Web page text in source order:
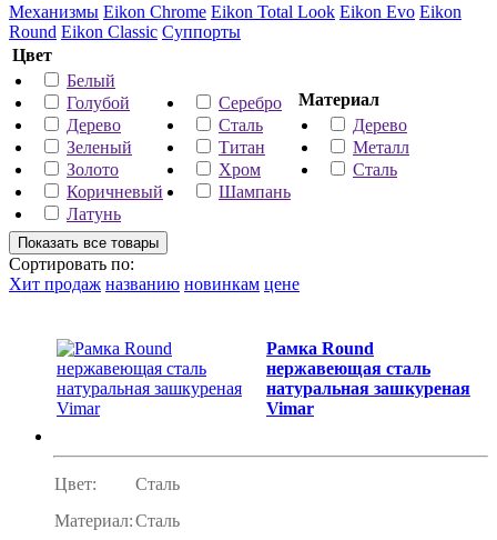
Механизмы Eikon Chrome Eikon Total Look Eikon Evo Eikon
Round Eikon Classic Суппорты
Цвет
Белый
Голубой
Дерево
Зеленый
Золото
Коричневый
Латунь
Серебро
Сталь
Титан
Хром
Шампань
Материал
Дерево
Металл
Сталь
Сортировать по:
Хит продаж названию новинкам цене
Рамка Round
нержавеющая сталь
натуральная зашкуреная
Vimar
Цвет:
Сталь
Материал:Сталь